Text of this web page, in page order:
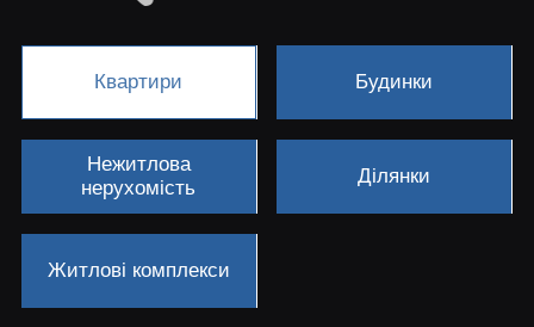
Квартири Будинки
Нежитлова
нерухомість
Ділянки
Житлові комплекси